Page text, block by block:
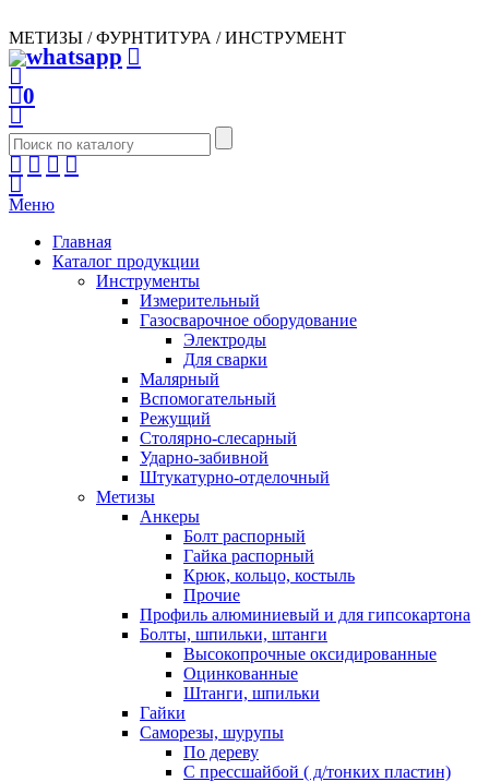
МЕТИЗЫ / ФУРНТИТУРА / ИНСТРУМЕНТ
0
Меню
Главная
Каталог продукции
Инструменты
Измерительный
Газосварочное оборудование
Электроды
Для сварки
Малярный
Вспомогательный
Режущий
Столярно-слесарный
Ударно-забивной
Штукатурно-отделочный
Метизы
Анкеры
Болт распорный
Гайка распорный
Крюк, кольцо, костыль
Прочие
Профиль алюминиевый и для гипсокартона
Болты, шпильки, штанги
Высокопрочные оксидированные
Оцинкованные
Штанги, шпильки
Гайки
Саморезы, шурупы
По дереву
С прессшайбой ( д/тонких пластин)